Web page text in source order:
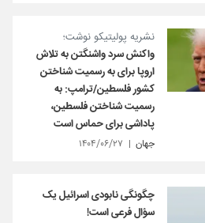
نشریه پولیتیکو نوشت؛
واکنش سرد واشنگتن به تلاش
اروپا برای به رسمیت شناختن
کشور فلسطین/ترامپ: به
رسمیت شناختن فلسطین،
پاداشی برای حماس است
جهان ۱۴۰۴/۰۶/۲۷
چگونگی نابودی اسرائیل یک
سؤال فرعی است!